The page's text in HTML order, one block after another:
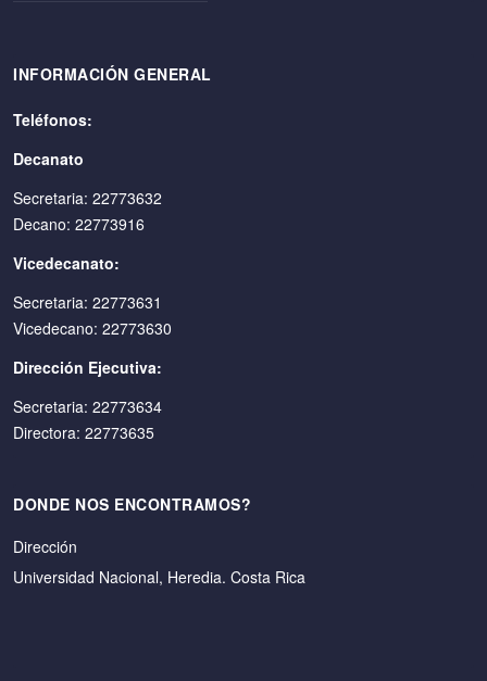
INFORMACIÓN GENERAL
Teléfonos:
Decanato
Secretaria: 22773632
Decano: 22773916
Vicedecanato:
Secretaria: 22773631
Vicedecano: 22773630
Dirección Ejecutiva:
Secretaria: 22773634
Directora: 22773635
DONDE NOS ENCONTRAMOS?
Dirección
Universidad Nacional, Heredia. Costa Rica